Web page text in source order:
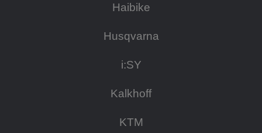
Haibike
Husqvarna
i:SY
Kalkhoff
KTM